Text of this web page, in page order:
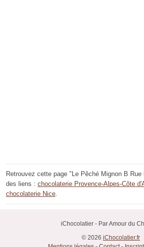
Retrouvez cette page "Le Pêché Mignon B Rue
des liens : chocolaterie Provence-Alpes-Côte
chocolaterie Nice
iChocolatier - Par Amour du
© 2026 iChocolatier.fr